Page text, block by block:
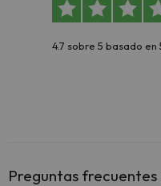
4.7 sobre 5 basado
Preguntas frecuentes